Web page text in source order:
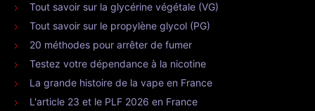
Tout savoir sur la glycérine végétale (VG)
Tout savoir sur le propylène glycol (PG)
20 méthodes pour arrêter de fumer
Testez votre dépendance à la nicotine
La grande histoire de la vape en France
L'article 23 et le PLF 2026 en France